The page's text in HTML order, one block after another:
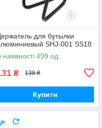
для бутылки
SHJ-001 SS18
наявності 499 од.
₴ 138 ₴
Купити